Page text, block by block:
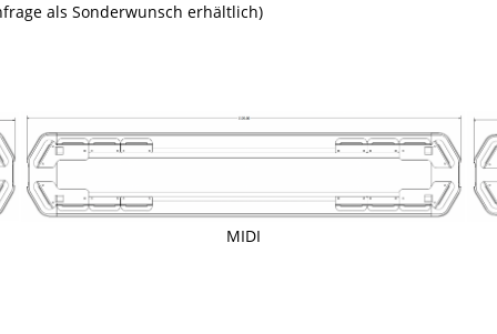
als Sonderwunsch erhältlich)
MIDI